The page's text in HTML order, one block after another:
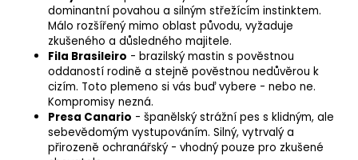
dominantní povahou a silným střežícím instinktem.
Málo rozšířený mimo oblast původu, vyžaduje
zkušeného a důsledného majitele.
Fila Brasileiro - brazilský mastin s pověstnou
oddaností rodině a stejně pověstnou nedůvěrou k
cizím. Toto plemeno si vás buď vybere - nebo ne.
Kompromisy nezná.
Presa Canario - španělský strážní pes s klidným, ale
sebevědomým vystupováním. Silný, vytrvalý a
přirozeně ochranářský - vhodný pouze pro zkušené